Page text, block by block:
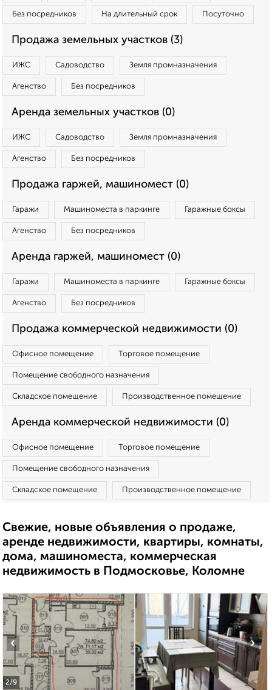
Без посредников На длительный срок Посуточно
Продажа земельных участков (3)
ИЖС Садоводство Земля промназначения
Агенство Без посредников
Аренда земельных участков (0)
ИЖС Садоводство Земля промназначения
Агенство Без посредников
Продажа гаржей, машиномест (0)
Гаражи Машиноместа в паркинге Гаражные боксы
Агенство Без посредников
Аренда гаржей, машиномест (0)
Гаражи Машиноместа в паркинге Гаражные боксы
Агенство Без посредников
Продажа коммерческой недвижимости (0)
Офисное помещение Торговое помещение
Помещение свободного назначения
Складское помещение Производственное помещение
Аренда коммерческой недвижимости (0)
Офисное помещение Торговое помещение
Помещение свободного назначения
Складское помещение Производственное помещение
Свежие, новые объявления о продаже,
аренде недвижимости, квартиры, комнаты,
дома, машиноместа, коммерческая
недвижимость в Подмосковье, Коломне
2/9
‹ ›